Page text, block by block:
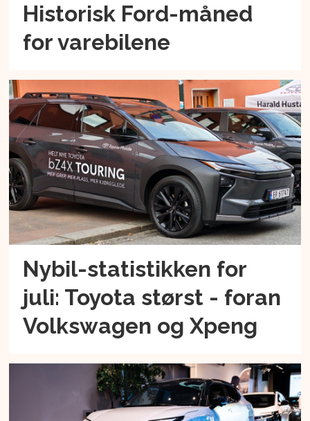
Historisk Ford-måned
for varebilene
Nybil-statistikken for
juli: Toyota størst - foran
Volkswagen og Xpeng